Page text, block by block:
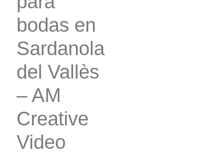
bodas en
Sardanola
del Vallès
– AM
Creative
Video